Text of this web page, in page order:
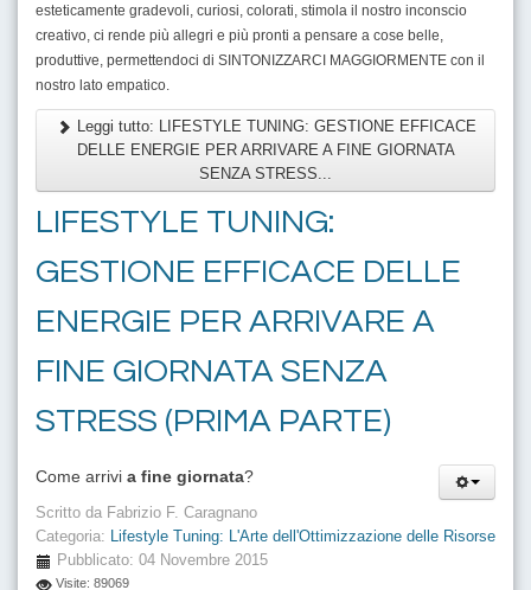
esteticamente gradevoli, curiosi, colorati, stimola il nostro inconscio
creativo, ci rende più allegri e più pronti a pensare a cose belle,
produttive, permettendoci di SINTONIZZARCI MAGGIORMENTE con il
nostro lato empatico.
Leggi tutto: LIFESTYLE TUNING: GESTIONE EFFICACE
DELLE ENERGIE PER ARRIVARE A FINE GIORNATA
SENZA STRESS...
LIFESTYLE TUNING:
GESTIONE EFFICACE DELLE
ENERGIE PER ARRIVARE A
FINE GIORNATA SENZA
STRESS (PRIMA PARTE)
Scritto da Fabrizio F. Caragnano
Categoria: Lifestyle Tuning: L'Arte dell'Ottimizzazione delle Risorse
Pubblicato: 04 Novembre 2015
Visite: 89069
Come arrivi a fine giornata?